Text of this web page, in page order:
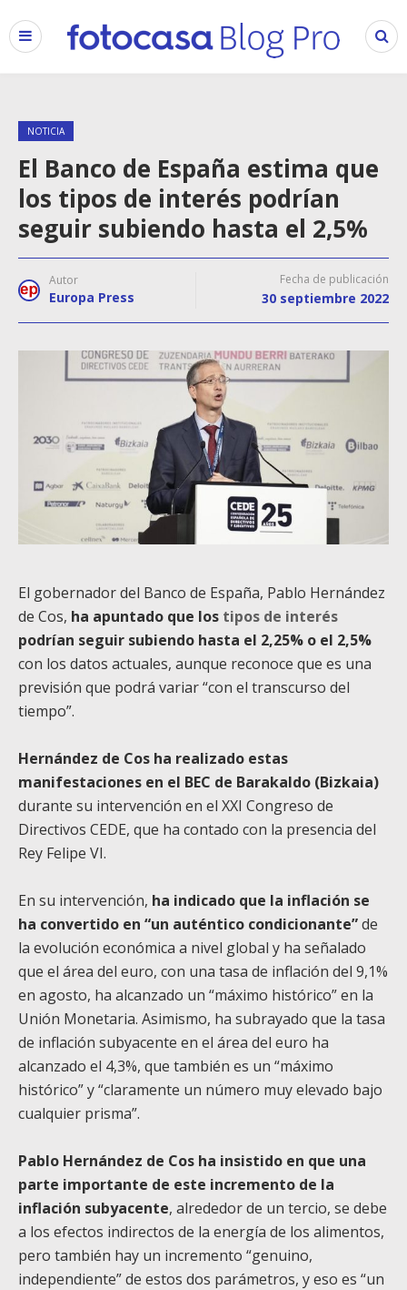
NOTICIA
El Banco de España estima que
los tipos de interés podrían
seguir subiendo hasta el 2,5%
Autor
Europa Press
Fecha de publicación
30 septiembre 2022
El gobernador del Banco de España, Pablo Hernández
de Cos, ha apuntado que los tipos de interés
podrían seguir subiendo hasta el 2,25% o el 2,5%
con los datos actuales, aunque reconoce que es una
previsión que podrá variar “con el transcurso del
tiempo”.
Hernández de Cos ha realizado estas
manifestaciones en el BEC de Barakaldo (Bizkaia)
durante su intervención en el XXI Congreso de
Directivos CEDE, que ha contado con la presencia del
Rey Felipe VI.
En su intervención, ha indicado que la inflación se
ha convertido en “un auténtico condicionante”de
la evolución económica a nivel global y ha señalado
que el área del euro, con una tasa de inflación del 9,1%
en agosto, ha alcanzado un “máximo histórico” en la
Unión Monetaria. Asimismo, ha subrayado que la tasa
de inflación subyacente en el área del euro ha
alcanzado el 4,3%, que también es un “máximo
histórico” y “claramente un número muy elevado bajo
cualquier prisma”.
Pablo Hernández de Cos ha insistido en que una
parte importante de este incremento de la
inflación subyacente, alrededor de un tercio, se debe
a los efectos indirectos de la energía de los alimentos,
pero también hay un incremento “genuino,
independiente” de estos dos parámetros, y eso es “un